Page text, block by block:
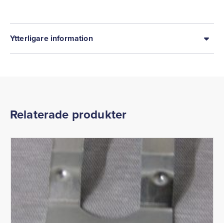
Ytterligare information
Relaterade produkter